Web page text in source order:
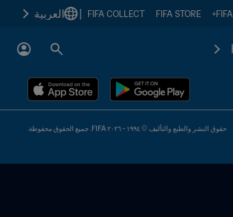
FIFA+
FIFA STORE
FIFA COLLECT العربية
حقوق النشر والطبع والتأليف © ١٩٩٤ - ٢٠٢٦ FIFA. جميع الحقوق محفوظة.